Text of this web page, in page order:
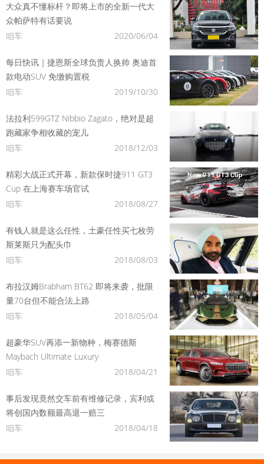
大众真不懂标杆？即将上市的全新一代大
众帕萨特有话要说
咱车
2020/06/04
每日快讯｜捷恩斯全球负责人换帅 奥迪首
款电动SUV 免缴购置税
咱车
2019/10/30
法拉利599GTZ Nibbio Zagato，绝对是超
跑藏家争相收藏的宠儿
咱车
2018/12/03
精彩大战正式开幕，新款保时捷911 GT3
Cup 在上海赛车场官试
咱车
2018/08/27
有钱人就是这么任性，土豪任性买七枚劳
斯莱斯只为配头巾
咱车
2018/08/03
布拉汉姆Brabham BT62 即将来袭，批限
量70台但不能合法上路
咱车
2018/05/04
超豪华SUV再添一新物种，梅赛德斯
Maybach Ultimate Luxury
咱车
2018/04/21
事后发现竟然交车前有维修记录，宾利或
将创国内数额最高退一赔三
咱车
2018/04/18